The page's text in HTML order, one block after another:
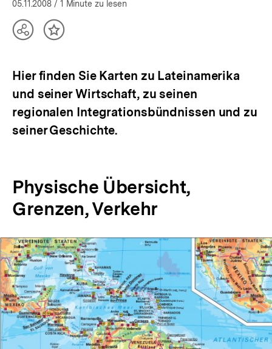
05.11.2008 / 1 Minute zu lesen
TeilenInhalt
Hier finden Sie Karten zu Lateinamerika
und seiner Wirtschaft, zu seinen
regionalen Integrationsbündnissen und zu
seiner Geschichte.
Physische Übersicht,
Grenzen, Verkehr